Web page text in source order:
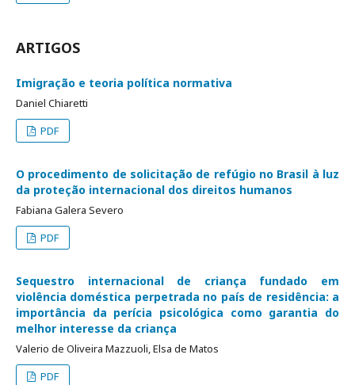
ARTIGOS
Imigração e teoria política normativa
Daniel Chiaretti
PDF
O procedimento de solicitação de refúgio no Brasil à luz
da proteção internacional dos direitos humanos
Fabiana Galera Severo
PDF
Sequestro internacional de criança fundado em
violência doméstica perpetrada no país de residência: a
importância da perícia psicológica como garantia do
melhor interesse da criança
Valerio de Oliveira Mazzuoli, Elsa de Matos
PDF